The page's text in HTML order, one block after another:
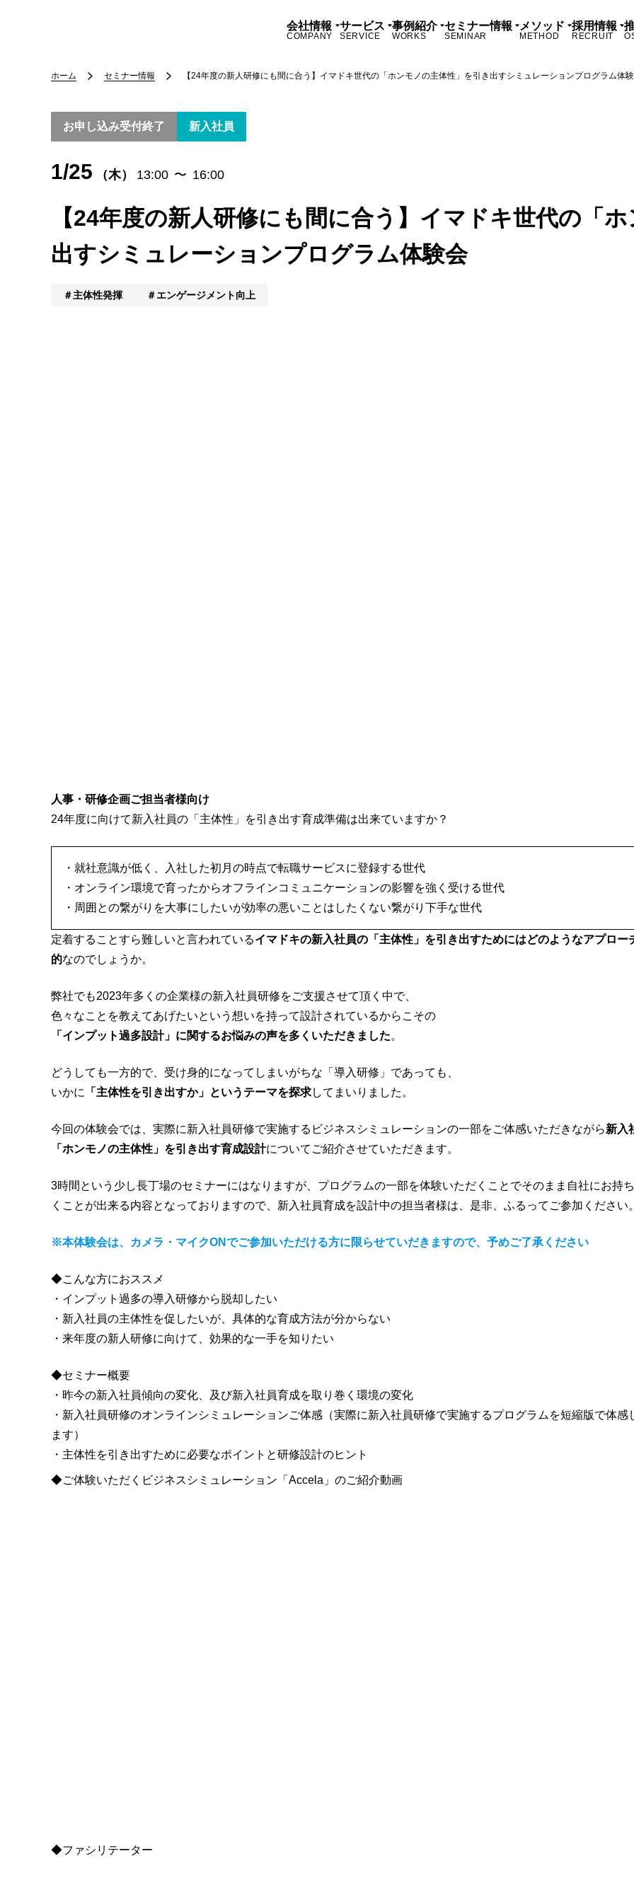
会社情報
COMPANY
サービス
SERVICE
事例紹介
WORKS
セミナー情報
SEMINAR
メソッド
METHOD
採用情報
RECRUIT
ホーム セミナー情報 【24年度の新人研修にも間に合う】イマドキ世代の「ホンモノの主体性」を引き出すシミュレーションプログラム体
お申し込み受付終了 新入社員
1/25 （木） 13:00 〜 16:00
【24年度の新人研修にも間に合う】イマドキ世代の「
出すシミュレーションプログラム体験会
主体性発揮 エンゲージメント向上
人事・研修企画ご担当者様向け
24年度に向けて新入社員の「主体性」を引き出す育成準備は出来ていますか？
・就社意識が低く、入社した初月の時点で転職サービスに登録する世代
・オンライン環境で育ったからオフラインコミュニケーションの影響を強く受ける世代
・周囲との繋がりを大事にしたいが効率の悪いことはしたくない繋がり下手な世代
定着することすら難しいと言われているイマドキの新入社員の「主体性」を引き出すためにはどのようなアプロー
的なのでしょうか。
弊社でも2023年多くの企業様の新入社員研修をご支援させて頂く中で、
色々なことを教えてあげたいという想いを持って設計されているからこその
「インプット過多設計」に関するお悩みの声を多くいただきました。
どうしても一方的で、受け身的になってしまいがちな「導入研修」であっても、
いかに
「主体性を引き出すか」というテーマを探求してまいりました。
今回の体験会では、実際に新入社員研修で実施するビジネスシミュレーションの一部をご体感いただきながら新入
「ホンモノの主体性」を引き出す育成設計についてご紹介させていただきます。
3時間という少し長丁場のセミナーにはなりますが、プログラムの一部を体験いただくことでそのまま自社にお持
くことが出来る内容となっておりますので、新入社員育成を設計中の担当者様は、是非、ふるってご参加ください
※本体験会は、カメラ・マイクONでご参加いただける方に限らせていだきますので、予めご了承ください
◆こんな方におススメ
・インプット過多の導入研修から脱却したい
・新入社員の主体性を促したいが、具体的な育成方法が分からない
・来年度の新人研修に向けて、効果的な一手を知りたい
◆セミナー概要
・昨今の新入社員傾向の変化、及び新入社員育成を取り巻く環境の変化
・新入社員研修のオンラインシミュレーションご体感（実際に新入社員研修で実施するプログラムを短縮版で体感
ます）
・主体性を引き出すために必要なポイントと研修設計のヒント
◆ご体験いただくビジネスシミュレーション「Accela」のご紹介動画
◆ファシリテーター